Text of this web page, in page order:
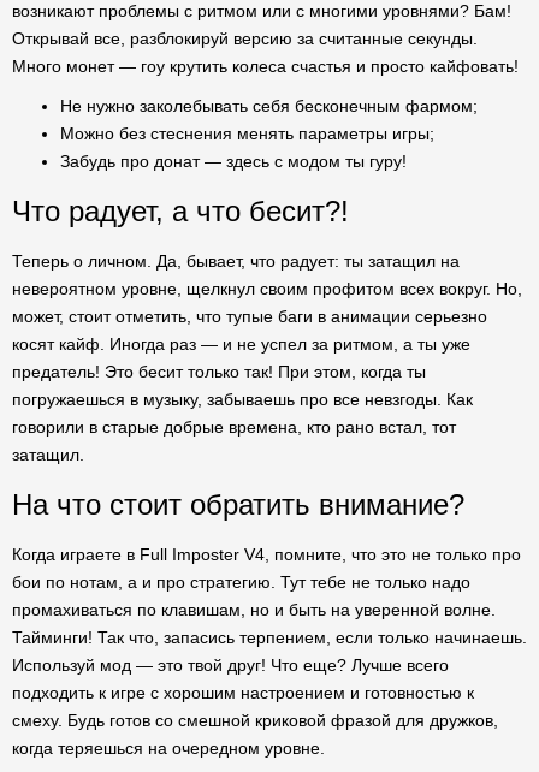
возникают проблемы с ритмом или с многими уровнями? Бам!
Открывай все, разблокируй версию за считанные секунды.
Много монет — гоу крутить колеса счастья и просто кайфовать!
Не нужно заколебывать себя бесконечным фармом;
Можно без стеснения менять параметры игры;
Забудь про донат — здесь с модом ты гуру!
Что радует, а что бесит?!
Теперь о личном. Да, бывает, что радует: ты затащил на
невероятном уровне, щелкнул своим профитом всех вокруг. Но,
может, стоит отметить, что тупые баги в анимации серьезно
косят кайф. Иногда раз — и не успел за ритмом, а ты уже
предатель! Это бесит только так! При этом, когда ты
погружаешься в музыку, забываешь про все невзгоды. Как
говорили в старые добрые времена, кто рано встал, тот
затащил.
На что стоит обратить внимание?
Когда играете в Full Imposter V4, помните, что это не только про
бои по нотам, а и про стратегию. Тут тебе не только надо
промахиваться по клавишам, но и быть на уверенной волне.
Тайминги! Так что, запасись терпением, если только начинаешь.
Используй мод — это твой друг! Что еще? Лучше всего
подходить к игре с хорошим настроением и готовностью к
смеху. Будь готов со смешной криковой фразой для дружков,
когда теряешься на очередном уровне.